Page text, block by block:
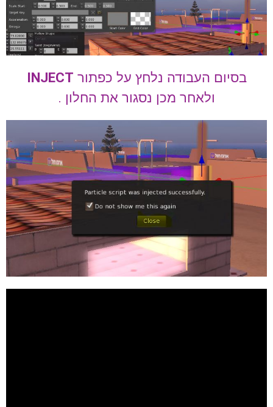
בסיום העבודה נלחץ על כפתור INJECT
ולאחר מכן נסגור את החלון .